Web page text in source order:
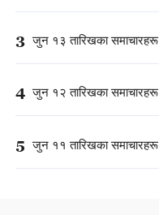
3 जुन १३ तारिखका समाचारहरू
4 जुन १२ तारिखका समाचारहरू
5 जुन ११ तारिखका समाचारहरू